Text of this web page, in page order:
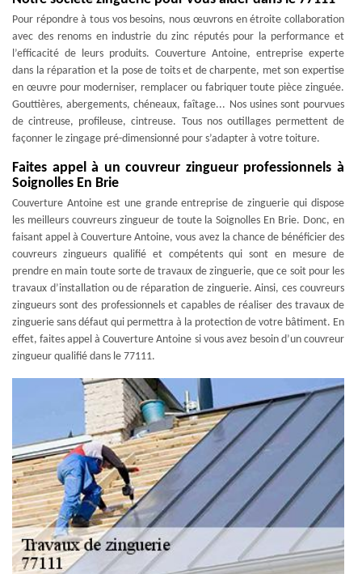
Pour répondre à tous vos besoins, nous œuvrons en étroite collaboration
avec des renoms en industrie du zinc réputés pour la performance et
l’efficacité de leurs produits. Couverture Antoine, entreprise experte
dans la réparation et la pose de toits et de charpente, met son expertise
en œuvre pour moderniser, remplacer ou fabriquer toute pièce zinguée.
Gouttières, abergements, chéneaux, faîtage... Nos usines sont pourvues
de cintreuse, profileuse, cintreuse. Tous nos outillages permettent de
façonner le zingage pré-dimensionné pour s’adapter à votre toiture.
Faites appel à un couvreur zingueur professionnels à
Soignolles En Brie
Couverture Antoine est une grande entreprise de zinguerie qui dispose
les meilleurs couvreurs zingueur de toute la Soignolles En Brie. Donc, en
faisant appel à Couverture Antoine, vous avez la chance de bénéficier des
couvreurs zingueurs qualifié et compétents qui sont en mesure de
prendre en main toute sorte de travaux de zinguerie, que ce soit pour les
travaux d’installation ou de réparation de zinguerie. Ainsi, ces couvreurs
zingueurs sont des professionnels et capables de réaliser des travaux de
zinguerie sans défaut qui permettra à la protection de votre bâtiment. En
effet, faites appel à Couverture Antoine si vous avez besoin d’un couvreur
zingueur qualifié dans le 77111.